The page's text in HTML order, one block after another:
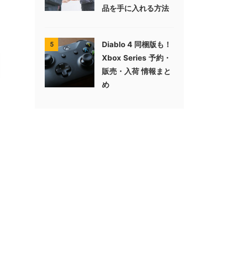
品を手に入れる方法
5
Diablo 4 同梱版も！
Xbox Series 予約・
販売・入荷 情報まと
め